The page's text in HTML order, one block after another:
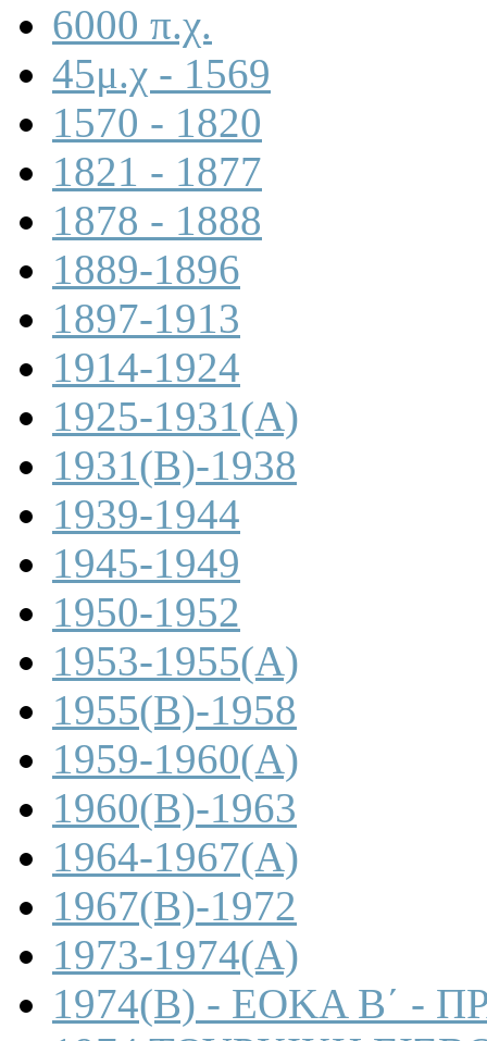
6000 π.χ.
45μ.χ - 1569
1570 - 1820
1821 - 1877
1878 - 1888
1889-1896
1897-1913
1914-1924
1925-1931(A)
1931(B)-1938
1939-1944
1945-1949
1950-1952
1953-1955(A)
1955(B)-1958
1959-1960(A)
1960(B)-1963
1964-1967(A)
1967(B)-1972
1973-1974(A)
1974(B) - ΕΟΚΑ Β΄ -